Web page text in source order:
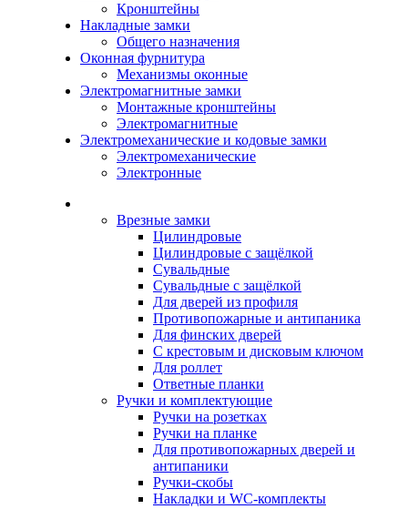
Кронштейны
Накладные замки
Общего назначения
Оконная фурнитура
Механизмы оконные
Электромагнитные замки
Монтажные кронштейны
Электромагнитные
Электромеханические и кодовые замки
Электромеханические
Электронные
Врезные замки
Цилиндровые
Цилиндровые с защёлкой
Сувальдные
Сувальдные с защёлкой
Для дверей из профиля
Противопожарные и антипаника
Для финских дверей
С крестовым и дисковым ключом
Для роллет
Ответные планки
Ручки и комплектующие
Ручки на розетках
Ручки на планке
Для противопожарных дверей и
антипаники
Ручки-скобы
Накладки и WC-комплекты